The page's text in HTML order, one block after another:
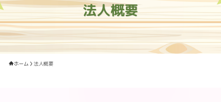
法人概要
ホーム 法人概要